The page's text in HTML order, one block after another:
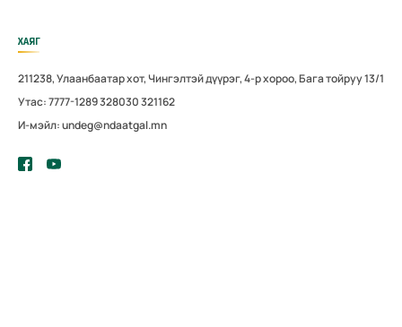
ХАЯГ
211238, Улаанбаатар хот, Чингэлтэй дүүрэг, 4-р хороо, Бага тойруу 13/1
Утас: 7777-1289 328030 321162
И-мэйл: undeg@ndaatgal.mn